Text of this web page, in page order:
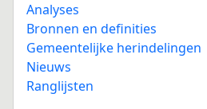
Analyses
Bronnen en definities
Gemeentelijke herindelingen
Nieuws
Ranglijsten